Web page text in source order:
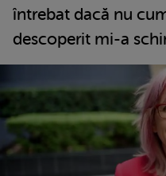
întrebat dacă nu
descoperit mi-a